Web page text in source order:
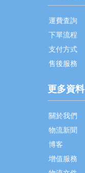
運費査詢
下單流程
支付方式
售後服務
更多資料
關於我們
物流新聞
博客
增值服務